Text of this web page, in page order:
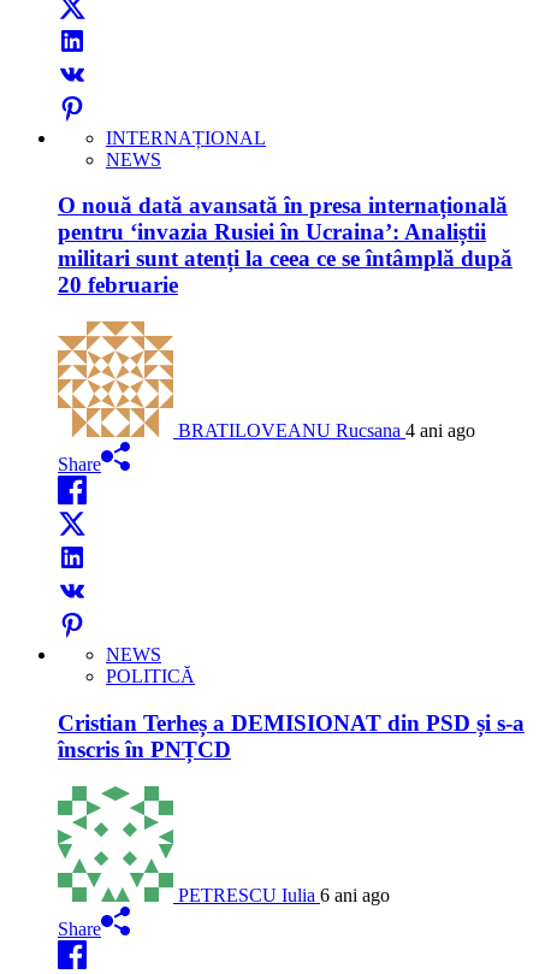
INTERNAȚIONAL
NEWS
O nouă dată avansată în presa internațională
pentru ‘invazia Rusiei în Ucraina’: Analiștii
militari sunt atenți la ceea ce se întâmplă după
20 februarie
BRATILOVEANU Rucsana 4 ani ago
Share
NEWS
POLITICĂ
Cristian Terheș a DEMISIONAT din PSD și s-a
înscris în PNȚCD
PETRESCU Iulia 6 ani ago
Share